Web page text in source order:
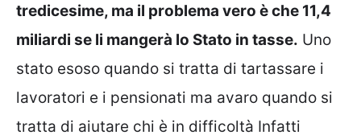
tredicesime, ma il problema vero è che 11,4
miliardi se li mangerà lo Stato in tasse. Uno
stato esoso quando si tratta di tartassare i
lavoratori e i pensionati ma avaro quando si
tratta di aiutare chi è in difficoltà Infatti